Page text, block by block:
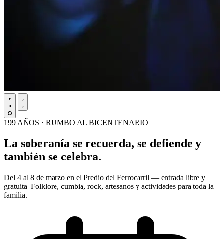
199 AÑOS · RUMBO AL BICENTENARIO
La soberanía se recuerda, se defiende y
también se celebra.
Del 4 al 8 de marzo en el Predio del Ferrocarril — entrada libre y
gratuita. Folklore, cumbia, rock, artesanos y actividades para toda la
familia.